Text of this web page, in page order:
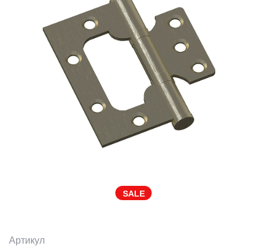
SALE
Артикул